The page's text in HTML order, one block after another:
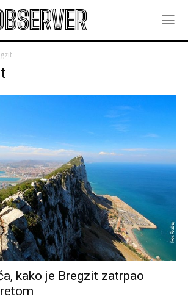
kako je Bregzit zatrpao